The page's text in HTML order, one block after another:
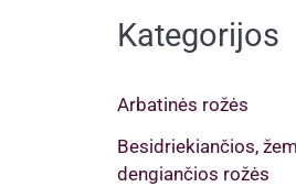
Kategorijos
Arbatinės rožės
Besidriekiančios,
dengiančios rožės